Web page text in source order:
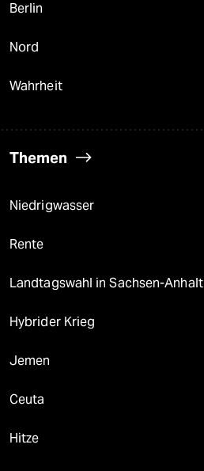
Berlin
Nord
Wahrheit
Themen
Niedrigwasser
Rente
Landtagswahl in Sachsen-Anhalt
Hybrider Krieg
Jemen
Ceuta
Hitze